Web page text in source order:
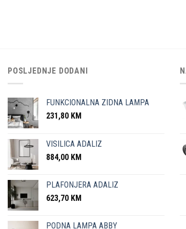
POSLJEDNJE DODANI
FUNKCIONALNA ZIDNA LAMPA
231,80 KM
VISILICA ADALIZ
884,00 KM
PLAFONJERA ADALIZ
623,70 KM
PODNA LAMPA ABBY